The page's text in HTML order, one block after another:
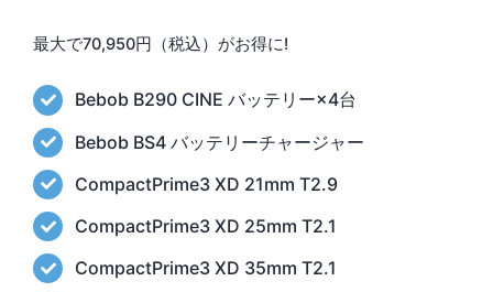
最大で70,950円（税込）がお得に!
Bebob B290 CINE バッテリー×4台
Bebob BS4 バッテリーチャージャー
CompactPrime3 XD 21mm T2.9
CompactPrime3 XD 25mm T2.1
CompactPrime3 XD 35mm T2.1